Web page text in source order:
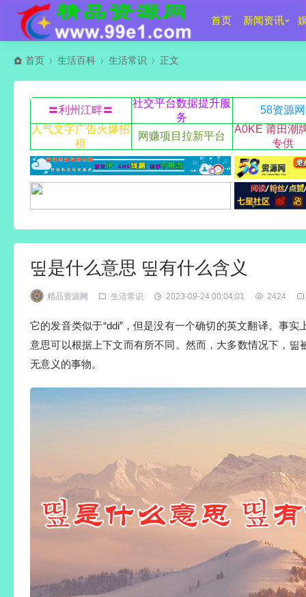
首页 新闻资讯
首页 生活百科 生活常识 正文
〓利州江畔〓
社交平台数据提升服
务
58资源网
人气文字广告火爆招
租
网赚项目拉新平台
A0KE 莆田潮
专供
띺是什么意思 띺有什么含义
精品资源网 生活常识 2023-09-24 00:04:01 2424
它的发音类似于“ddi”，但是没有一个确切的英文翻译。事
意思可以根据上下文而有所不同。然而，大多数情况下，띪
无意义的事物。